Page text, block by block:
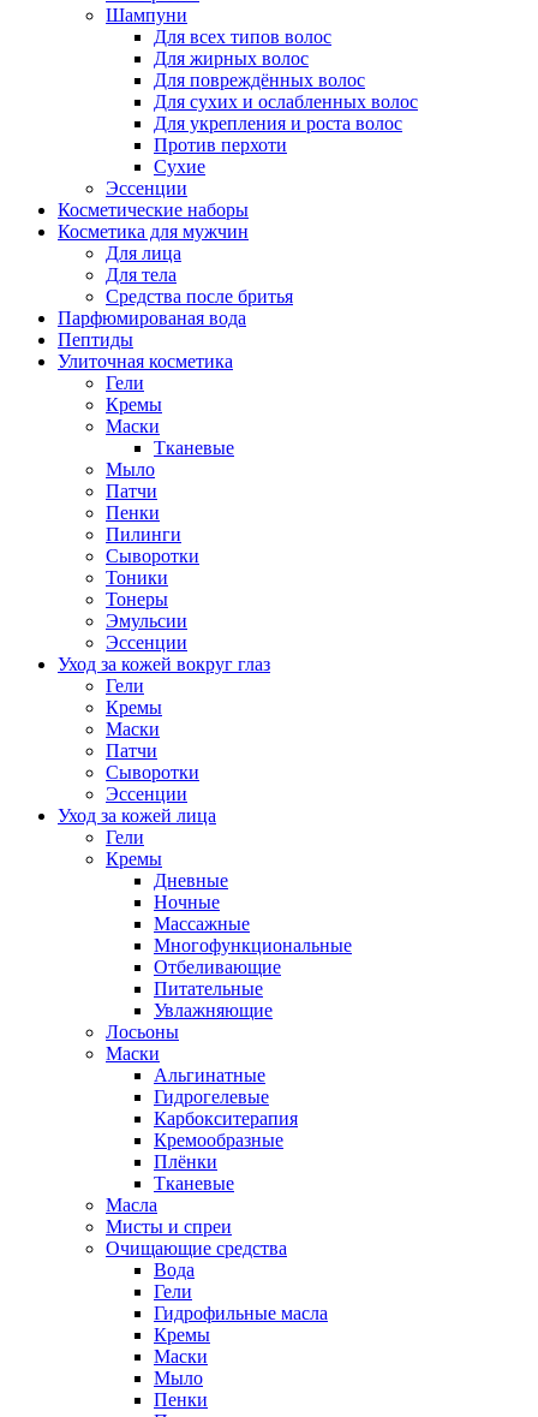
Шампуни
Для всех типов волос
Для жирных волос
Для повреждённых волос
Для сухих и ослабленных волос
Для укрепления и роста волос
Против перхоти
Сухие
Эссенции
Косметические наборы
Косметика для мужчин
Для лица
Для тела
Средства после бритья
Парфюмированая вода
Пептиды
Улиточная косметика
Гели
Кремы
Маски
Тканевые
Мыло
Патчи
Пенки
Пилинги
Сыворотки
Тоники
Тонеры
Эмульсии
Эссенции
Уход за кожей вокруг глаз
Гели
Кремы
Маски
Патчи
Сыворотки
Эссенции
Уход за кожей лица
Гели
Кремы
Дневные
Ночные
Массажные
Многофункциональные
Отбеливающие
Питательные
Увлажняющие
Лосьоны
Маски
Альгинатные
Гидрогелевые
Карбокситерапия
Кремообразные
Плёнки
Тканевые
Масла
Мисты и спреи
Очищающие средства
Вода
Гели
Гидрофильные масла
Кремы
Маски
Мыло
Пенки